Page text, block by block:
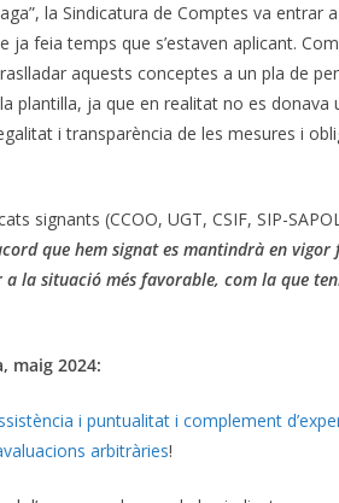
la Sindicatura de Comptes va entrar
ja feia temps que s’estaven aplicant.
aquests conceptes a un pla de
plantilla, ja que en realitat no es
i transparència de les mesures i
signants (CCOO, UGT, CSIF, SIP-
que hem signat es mantindrà en
la situació més favorable, com la que
maig 2024:
i puntualitat i complement
arbitràries!